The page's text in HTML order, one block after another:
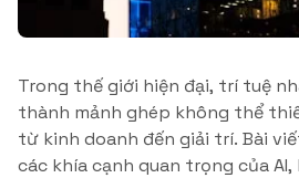
Trong thế giới hiện đại, trí tuệ
thành mảnh ghép không thể
từ kinh doanh đến giải trí. Bài
các khía cạnh quan trọng của